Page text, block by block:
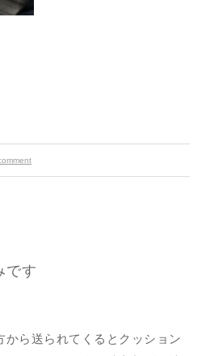
です
から送られてくるとクッション